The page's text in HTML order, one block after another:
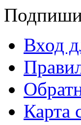
Вход
Карта